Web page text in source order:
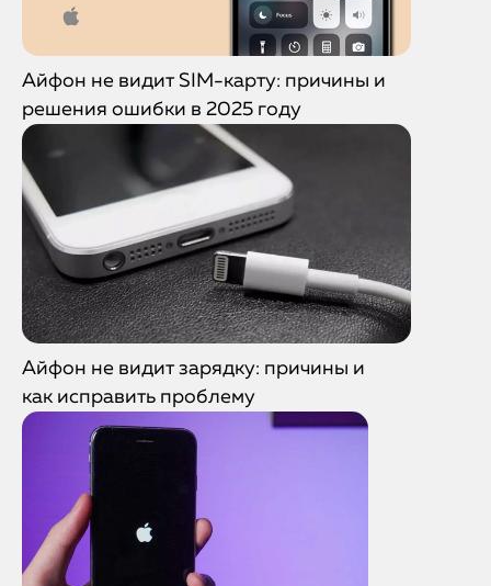
Айфон не видит SIM-карту: причины и
решения ошибки в 2025 году
Айфон не видит зарядку: причины и
как исправить проблему